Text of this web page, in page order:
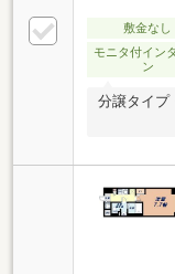
敷金なし
モニタ付イン
ン
分譲タイプ